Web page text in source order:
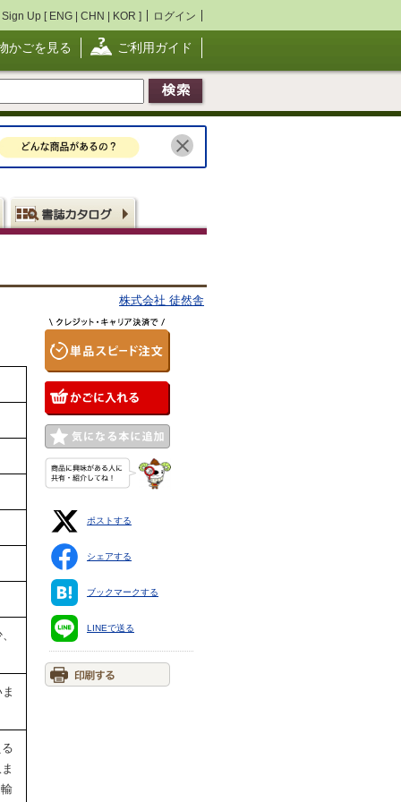
Sign Up [ ENG | CHN | KOR ] ログイン
かごを見る ご利用ガイド
株式会社 徒然舎
ポストする
シェアする
ブックマークする
LINEで送る